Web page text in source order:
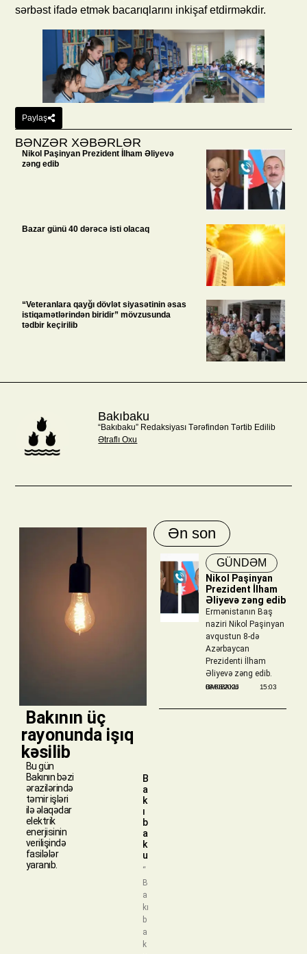
sərbəst ifadə etmək bacarıqlarını inkişaf etdirməkdir.
Paylaş
BƏNZƏR XƏBƏRLƏR
Nikol Paşinyan Prezident İlham Əliyevə
zəng edib
Bazar günü 40 dərəcə isti olacaq
“Veteranlara qayğı dövlət siyasətinin əsas
istiqamətlərindən biridir” mövzusunda
tədbir keçirilib
Bakıbaku
“Bakıbaku” Redaksiyası Tərəfindən Tərtib Edilib
Ətraflı Oxu
​ Bakının üç
rayonunda işıq
kəsilib
Bu gün
Bakının bəzi
ərazilərində
təmir işləri
ilə əlaqədar
elektrik
enerjisinin
verilişində
fasilələr
yaranıb.
B
a
k
ı
b
a
k
u
“
B
a
kı
b
a
k
Ən son
GÜNDƏM
Nikol Paşinyan
Prezident İlham
Əliyevə zəng edib
Ermənistanın Baş
naziri Nikol Paşinyan
avqustun 8-də
Azərbaycan
Prezidenti İlham
Əliyevə zəng edib.
BAKIBAKU
08/08/2026 15:03